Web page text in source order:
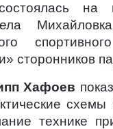
на
сторонников
Хафоев
схемы
технике